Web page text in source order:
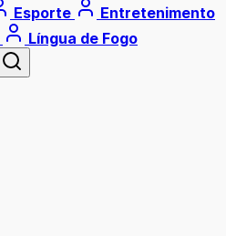
Esporte
Entretenimento
Língua de Fogo